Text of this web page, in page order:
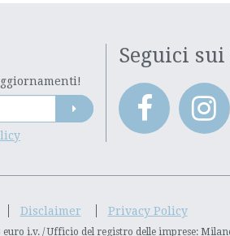
Seguici
Disclaimer Privacy Policy
euro i.v. / Ufficio del registro delle imprese: